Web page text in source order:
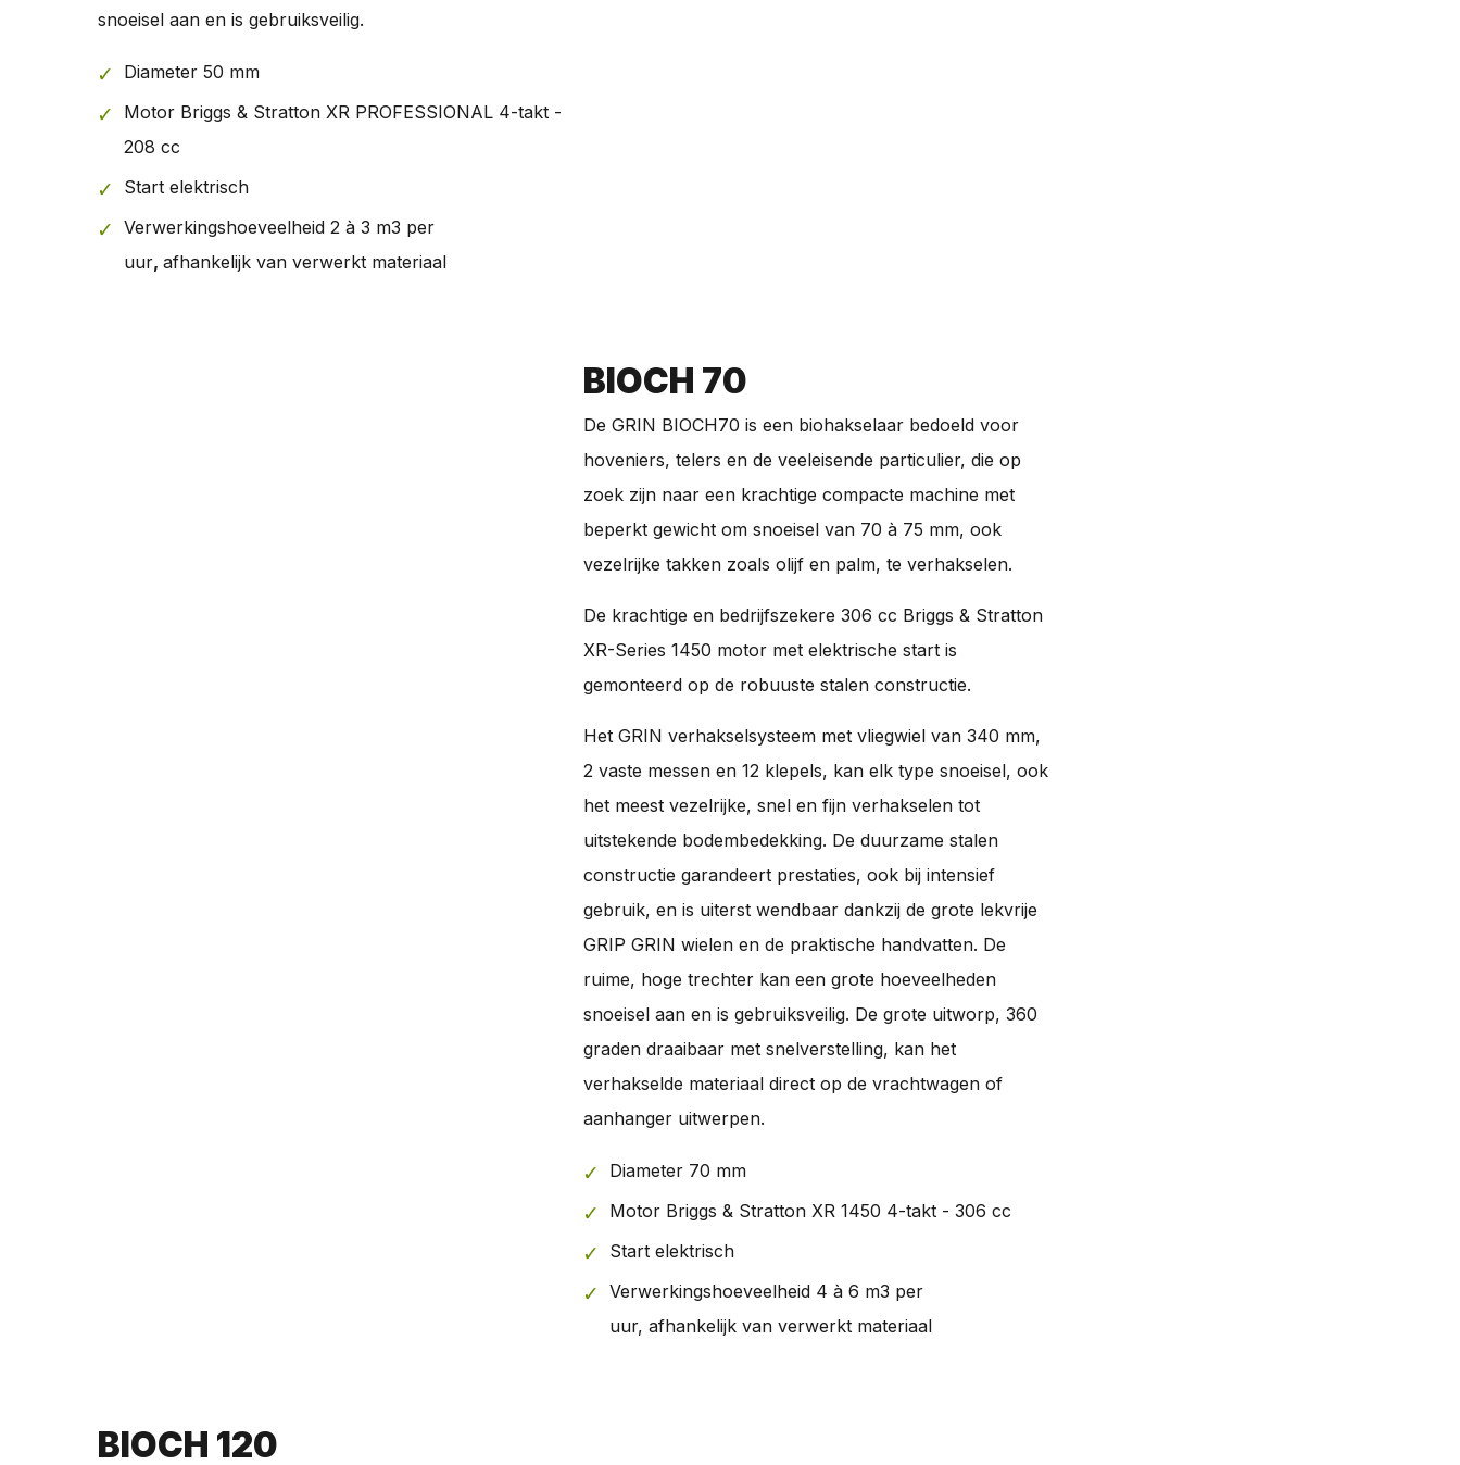
snoeisel aan en is gebruiksveilig.
Diameter 50 mm
Motor Briggs & Stratton XR PROFESSIONAL 4-takt -
208 cc
Start elektrisch
Verwerkingshoeveelheid 2 à 3 m3 per
uur, afhankelijk van verwerkt materiaal
BIOCH 70
De GRIN BIOCH70 is een biohakselaar bedoeld voor
hoveniers, telers en de veeleisende particulier, die op
zoek zijn naar een krachtige compacte machine met
beperkt gewicht om snoeisel van 70 à 75 mm, ook
vezelrijke takken zoals olijf en palm, te verhakselen.
De krachtige en bedrijfszekere 306 cc Briggs & Stratton
XR-Series 1450 motor met elektrische start is
gemonteerd op de robuuste stalen constructie.
Het GRIN verhakselsysteem met vliegwiel van 340 mm,
2 vaste messen en 12 klepels, kan elk type snoeisel, ook
het meest vezelrijke, snel en fijn verhakselen tot
uitstekende bodembedekking. De duurzame stalen
constructie garandeert prestaties, ook bij intensief
gebruik, en is uiterst wendbaar dankzij de grote lekvrije
GRIP GRIN wielen en de praktische handvatten. De
ruime, hoge trechter kan een grote hoeveelheden
snoeisel aan en is gebruiksveilig. De grote uitworp, 360
graden draaibaar met snelverstelling, kan het
verhakselde materiaal direct op de vrachtwagen of
aanhanger uitwerpen.
Diameter 70 mm
Motor Briggs & Stratton XR 1450 4-takt - 306 cc
Start elektrisch
Verwerkingshoeveelheid 4 à 6 m3 per
uur, afhankelijk van verwerkt materiaal
BIOCH 120